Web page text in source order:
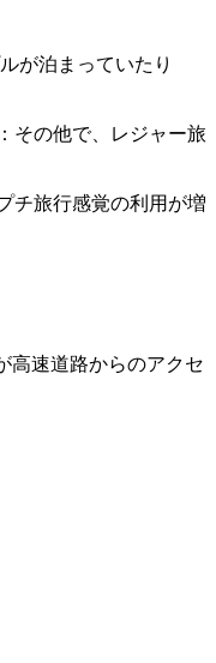
が泊まっていたり
その他で、レジャー旅
チ旅行感覚の利用が増
高速道路からのアクセ